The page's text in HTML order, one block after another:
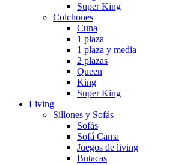
Super King
Colchones
Cuna
1 plaza
1 plaza y media
2 plazas
Queen
King
Super King
Living
Sillones y Sofás
Sofás
Sofá Cama
Juegos de living
Butacas